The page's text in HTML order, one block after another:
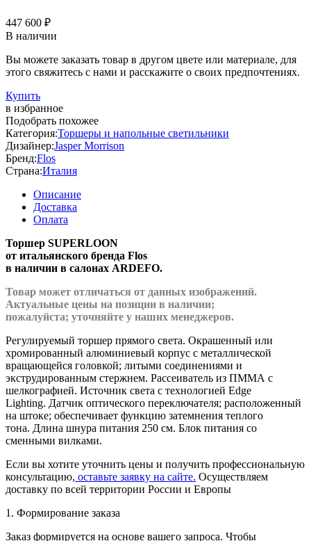
447 600 ₽
В наличии
Вы можете заказать товар в другом цвете или материале, для
этого свяжитесь с нами и расскажите о своих предпочтениях.
Купить
в избранное
Подобрать похожее
Категория:Торшеры и напольные светильники
Дизайнер:Jasper Morrison
Бренд:Flos
Страна:Италия
Описание
Доставка
Оплата
Торшер SUPERLOON
от итальянского бренда Flos
в наличии в салонах ARDEFO.
Товар может отличаться от данных изображений.
Актуальные цены на позиции в наличии;
пожалуйста; уточняйте у наших менеджеров.
Регулируемый торшер прямого света. Окрашенный или
хромированный алюминиевый корпус с металлической
вращающейся головкой; литыми соединениями и
экструдированным стержнем. Рассеиватель из ПММА с
шелкографией. Источник света с технологией Edge
Lighting. Датчик оптического переключателя; расположенный
на штоке; обеспечивает функцию затемнения теплого
тона. Длина шнура питания 250 см. Блок питания со
сменными вилками.
Если вы хотите уточнить цены и получить профессиональную
консультацию, оставьте заявку на сайте. Осуществляем
доставку по всей территории России и Европы
1. Формирование заказа
Заказ формируется на основе вашего запроса. Чтобы